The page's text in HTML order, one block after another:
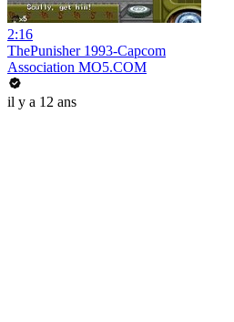
2:16
ThePunisher 1993-Capcom
Association MO5.COM
il y a 12 ans